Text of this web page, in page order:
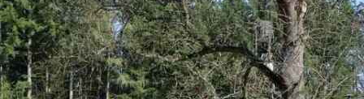
a jelikož se necítila být zrovna studijní typ,
rozhodla se […]